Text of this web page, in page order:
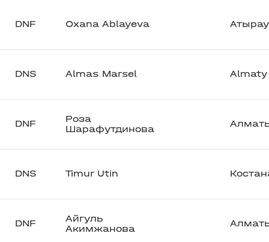
DNF Oxana Ablayeva Атырау
DNS Almas Marsel Almaty
DNF
Роза
Шарафутдинова
DNS Timur Utin
DNF
Айгуль
Акимжанова